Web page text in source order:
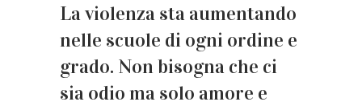
La violenza sta aumentando
nelle scuole di ogni ordine e
grado. Non bisogna che ci
sia odio ma solo amore e